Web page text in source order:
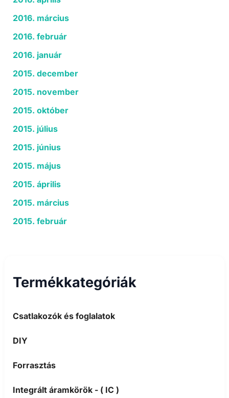
2016. március
2016. február
2016. január
2015. december
2015. november
2015. október
2015. július
2015. június
2015. május
2015. április
2015. március
2015. február
Termékkategóriák
Csatlakozók és foglalatok
DIY
Forrasztás
Integrált áramkörök - ( IC )